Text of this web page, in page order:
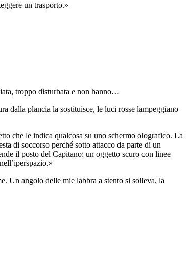
un trasporto.»
troppo disturbata e non hanno…
dalla plancia la sostituisce, le luci rosse lampeggiano
che le indica qualcosa su uno schermo olografico. La
di soccorso perché sotto attacco da parte di un
il posto del Capitano: un oggetto scuro con linee
Un angolo delle mie labbra a stento si solleva, la